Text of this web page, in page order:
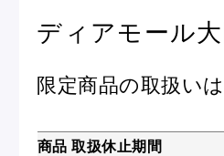
ディアモール
限定商品の取扱い
商品 取扱休止期間